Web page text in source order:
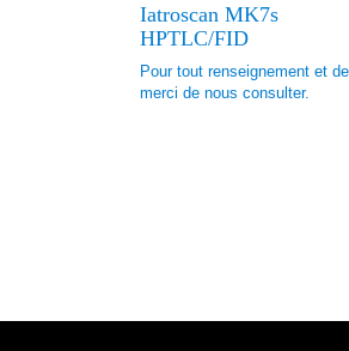
Iatroscan MK7s
HPTLC/FID
Pour tout renseignement et
merci de nous consulter.